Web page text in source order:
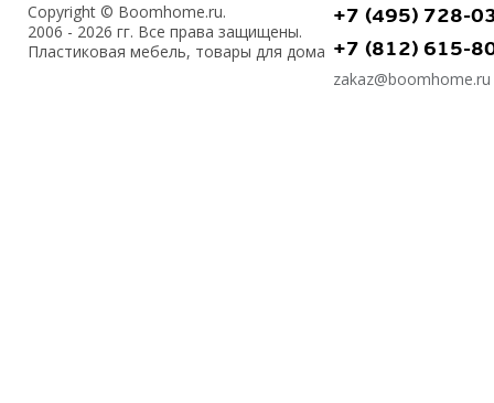
Copyright © Boomhome.ru.
2006 - 2026 гг. Все права защищены.
Пластиковая мебель, товары для дома
+7 (495) 728-
+7 (812) 615-
zakaz@boomhome.ru